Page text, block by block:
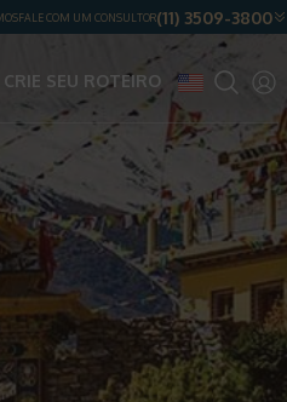
FALE COM UM CONSULTOR(11) 3509-3800
CRIE SEU ROTEIRO